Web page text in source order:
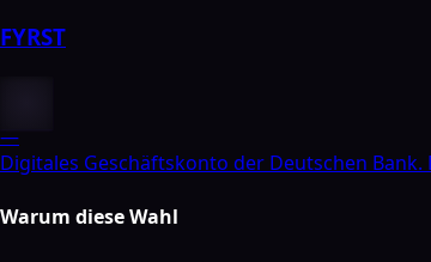
FYRST
—
Digitales Geschäftskonto der Deutschen
Warum diese Wahl